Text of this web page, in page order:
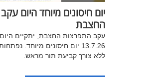
יום חיסונים מיוחד היום
החצבת
עקב התפרצות החצבת, יתקיים היום
13.7.26 יום חיסונים מיוחד.
ללא צורך קביעת תור מראש.